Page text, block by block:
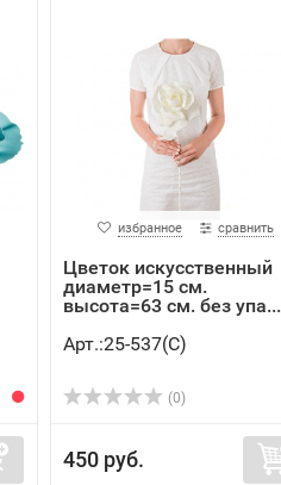
избранное сравнить
Цветок искусственный
диаметр=15 см.
высота=63 см. без упа...
Арт.:25-537(C)
(0)
450 руб.